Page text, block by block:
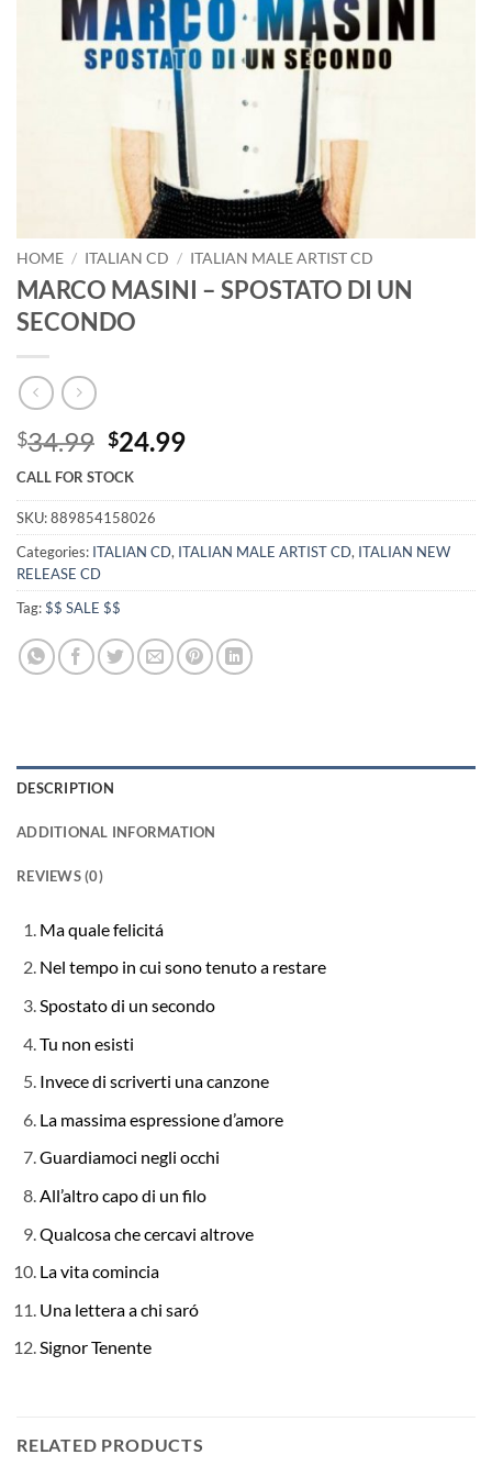
HOME / ITALIAN CD / ITALIAN MALE ARTIST CD
MARCO MASINI – SPOSTATO DI UN
SECONDO
$34.99 Original
price
was:
$34.99.
$24.99Current
is:
CALL FOR STOCK
SKU:889854158026
Categories: ITALIAN CD, ITALIAN MALE ARTIST CD, ITALIAN NEW
RELEASE CD
Tag:$$ SALE $$
DESCRIPTION
ADDITIONAL INFORMATION
REVIEWS (0)
Ma quale felicitá
Nel tempo in cui sono tenuto a restare
Spostato di un secondo
Tu non esisti
Invece di scriverti una canzone
La massima espressione d’amore
Guardiamoci negli occhi
All’altro capo di un filo
Qualcosa che cercavi altrove
La vita comincia
Una lettera a chi saró
Signor Tenente
RELATED PRODUCTS